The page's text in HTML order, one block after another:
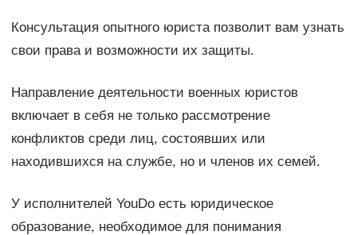
Консультация опытного юриста позволит вам узнать
свои права и возможности их защиты.
Направление деятельности военных юристов
включает в себя не только рассмотрение
конфликтов среди лиц, состоявших или
находившихся на службе, но и членов их семей.
У исполнителей YouDo есть юридическое
образование, необходимое для понимания